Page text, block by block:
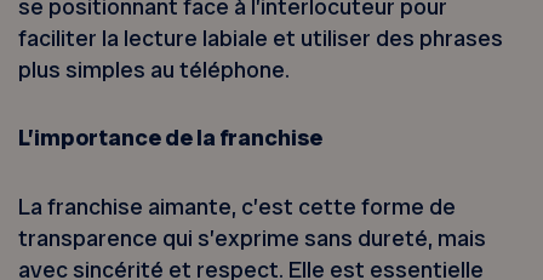
se positionnant face à l’interlocuteur pour
faciliter la lecture labiale et utiliser des phrases
plus simples au téléphone.
L’importance de la franchise
La franchise aimante, c’est cette forme de
transparence qui s’exprime sans dureté, mais
avec sincérité et respect. Elle est essentielle